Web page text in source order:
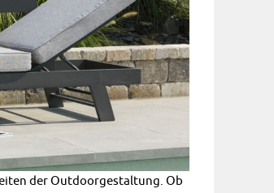
der Outdoorgestaltung. Ob